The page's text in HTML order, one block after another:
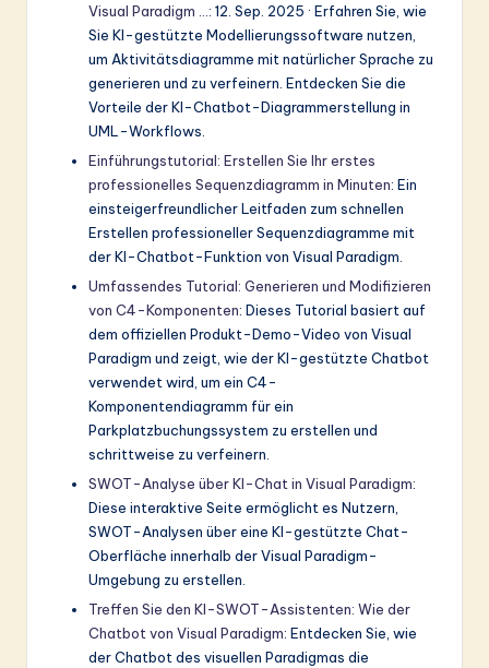
Visual Paradigm … : 12. Sep. 2025 · Erfahren Sie, wie
Sie KI-gestützte Modellierungssoftware nutzen,
um Aktivitätsdiagramme mit natürlicher Sprache zu
generieren und zu verfeinern. Entdecken Sie die
Vorteile der KI-Chatbot-Diagrammerstellung in
UML-Workflows.
Einführungstutorial: Erstellen Sie Ihr erstes
professionelles Sequenzdiagramm in Minuten: Ein
einsteigerfreundlicher Leitfaden zum schnellen
Erstellen professioneller Sequenzdiagramme mit
der KI-Chatbot-Funktion von Visual Paradigm.
Umfassendes Tutorial: Generieren und Modifizieren
von C4-Komponenten: Dieses Tutorial basiert auf
dem offiziellen Produkt-Demo-Video von Visual
Paradigm und zeigt, wie der KI-gestützte Chatbot
verwendet wird, um ein C4-
Komponentendiagramm für ein
Parkplatzbuchungssystem zu erstellen und
schrittweise zu verfeinern.
SWOT-Analyse über KI-Chat in Visual Paradigm:
Diese interaktive Seite ermöglicht es Nutzern,
SWOT-Analysen über eine KI-gestützte Chat-
Oberfläche innerhalb der Visual Paradigm-
Umgebung zu erstellen.
Treffen Sie den KI-SWOT-Assistenten: Wie der
Chatbot von Visual Paradigm: Entdecken Sie, wie
der Chatbot des visuellen Paradigmas die